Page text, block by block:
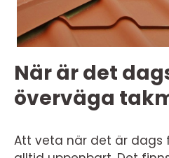
När är det
överväga
Att veta när det är dags